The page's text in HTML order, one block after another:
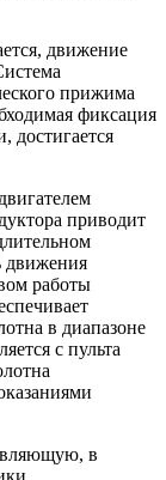
движение
прижима
фиксация
достигается
приводит
движения
работы
в диапазоне
с пульта
в